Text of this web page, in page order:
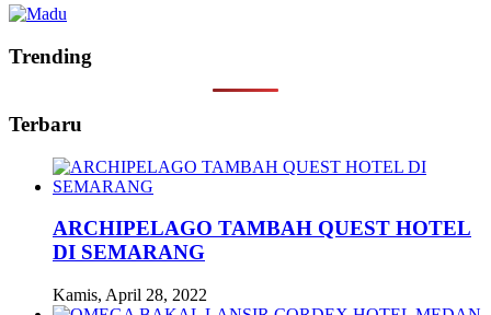
Trending
Terbaru
ARCHIPELAGO TAMBAH QUEST HOTEL
DI SEMARANG
Kamis, April 28, 2022